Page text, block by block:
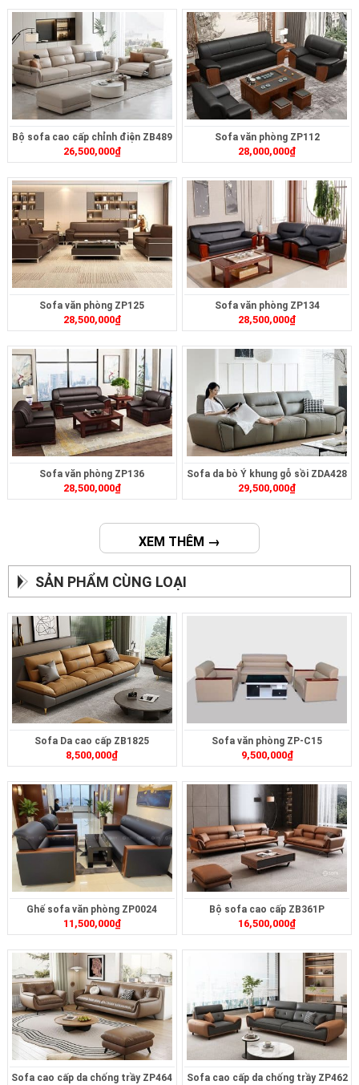
Bộ sofa cao cấp chỉnh điện ZB489
26,500,000₫
Sofa văn phòng ZP112
28,000,000₫
Sofa văn phòng ZP125
28,500,000₫
Sofa văn phòng ZP134
28,500,000₫
Sofa văn phòng ZP136
28,500,000₫
Sofa da bò Ý khung gỗ sồi ZDA428
29,500,000₫
XEM THÊM →
SẢN PHẨM CÙNG LOẠI
Sofa Da cao cấp ZB1825
8,500,000₫
Sofa văn phòng ZP-C15
9,500,000₫
Ghế sofa văn phòng ZP0024
11,500,000₫
Bộ sofa cao cấp ZB361P
16,500,000₫
Sofa cao cấp da chống trầy ZP464 Sofa cao cấp da chống trầy ZP462